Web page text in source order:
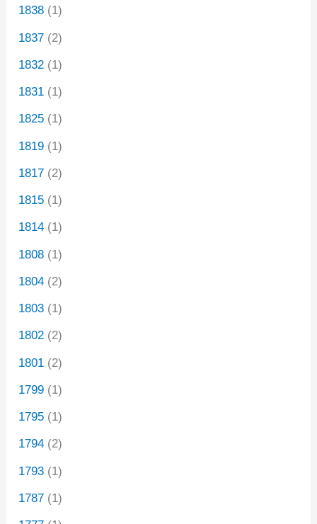
1838 (1)
1837 (2)
1832 (1)
1831 (1)
1825 (1)
1819 (1)
1817 (2)
1815 (1)
1814 (1)
1808 (1)
1804 (2)
1803 (1)
1802 (2)
1801 (2)
1799 (1)
1795 (1)
1794 (2)
1793 (1)
1787 (1)